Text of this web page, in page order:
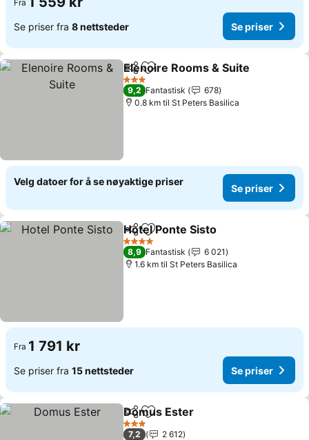
Fra
Se priser fra 8 nettsteder Se priser
Del Legg til i favoritter
Elenoire Rooms & Suite
3 Stjerner
9,2 Fantastisk
678
0.8 km til St Peters Basilica
Velg datoer for å se nøyaktige priser
Se priser
Del Legg til i favoritter
Hotel Ponte Sisto
4 Stjerner
8,9 Fantastisk
6 021
1.6 km til St Peters Basilica
Fra 1 791 kr
Se priser fra 15 nettsteder Se priser
Del Legg til i favoritter
Domus Ester
3 Stjerner
7,2
2 612